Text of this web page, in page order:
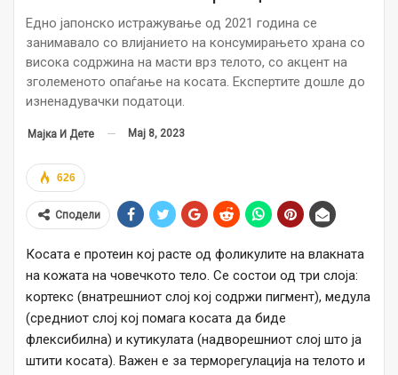
Едно јапонско истражување од 2021 година се
занимавало со влијанието на консумирањето храна со
висока содржина на масти врз телото, со акцент на
зголеменото опаѓање на косата. Експертите дошле до
изненадувачки податоци.
Мајка И Дете Мај 8, 2023
626
Сподели
Косата е протеин кој расте од фоликулите на влакната
на кожата на човечкото тело. Се состои од три слоја:
кортекс (внатрешниот слој кој содржи пигмент), медула
(средниот слој кој помага косата да биде
флексибилна) и кутикулата (надворешниот слој што ја
штити косата). Важен е за терморегулација на телото и